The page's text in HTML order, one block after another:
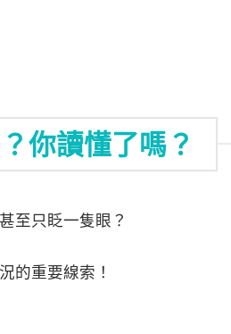
你讀懂了嗎？
至只眨一隻眼？
的重要線索！